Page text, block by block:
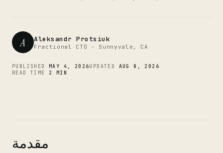
A Aleksandr Protsiuk
Fractional CTO - Sunnyvale, CA
PUBLISHED MAY 4, 2026UPDATED AUG 8, 2026
READ TIME 2 MIN
مقدمة